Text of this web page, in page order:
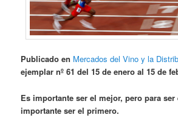
Publicado en Mercados del Vino y la
ejemplar nº 61 del 15 de enero al 15 de
Es importante ser el mejor, pero para
importante ser el primero.